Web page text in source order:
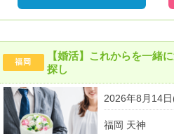
福岡
【婚活】これからを一緒
探し
2026年8月14
福岡 天神